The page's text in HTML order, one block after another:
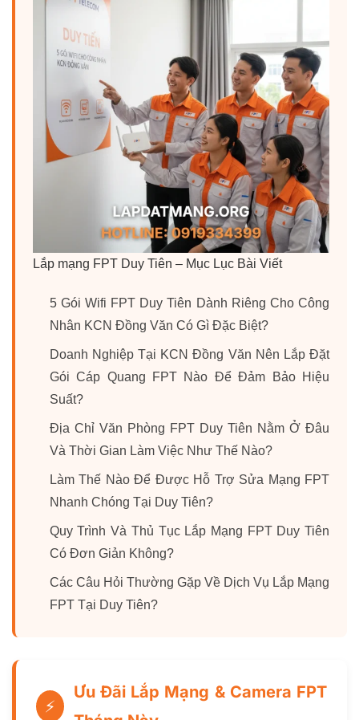
Lắp mạng FPT Duy Tiên – Mục Lục Bài Viết
5 Gói Wifi FPT Duy Tiên Dành Riêng Cho Công
Nhân KCN Đồng Văn Có Gì Đặc Biệt?
Doanh Nghiệp Tại KCN Đồng Văn Nên Lắp Đặt
Gói Cáp Quang FPT Nào Để Đảm Bảo Hiệu
Suất?
Địa Chỉ Văn Phòng FPT Duy Tiên Nằm Ở Đâu
Và Thời Gian Làm Việc Như Thế Nào?
Làm Thế Nào Để Được Hỗ Trợ Sửa Mạng FPT
Nhanh Chóng Tại Duy Tiên?
Quy Trình Và Thủ Tục Lắp Mạng FPT Duy Tiên
Có Đơn Giản Không?
Các Câu Hỏi Thường Gặp Về Dịch Vụ Lắp Mạng
FPT Tại Duy Tiên?
⚡
Ưu Đãi Lắp Mạng & Camera FPT